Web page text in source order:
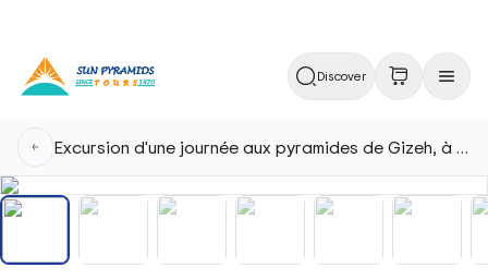
Discover
Excursion d'une journée aux pyramides de Gizeh, à la citadelle et au vieux Caire